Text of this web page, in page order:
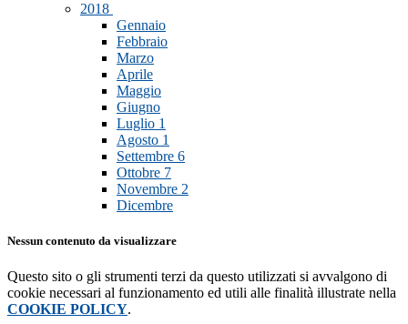
2018
Gennaio
Febbraio
Marzo
Aprile
Maggio
Giugno
Luglio 1
Agosto 1
Settembre 6
Ottobre 7
Novembre 2
Dicembre
Nessun contenuto da visualizzare
Questo sito o gli strumenti terzi da questo utilizzati si avvalgono di
cookie necessari al funzionamento ed utili alle finalità illustrate nella
COOKIE POLICY.